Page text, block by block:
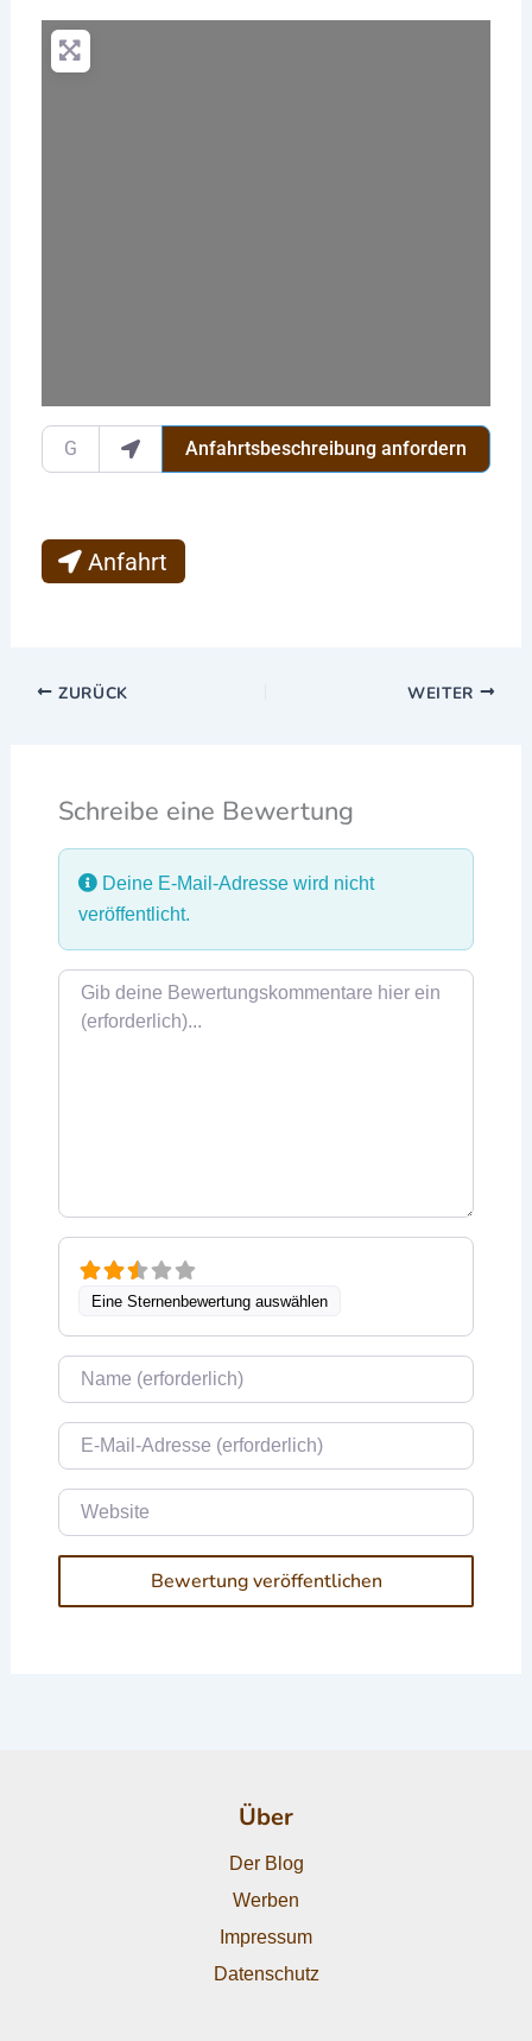
Gib deinen Standort ein.Anfahrtsbeschreibung anfordern
Anfahrt
ZURÜCK WEITER
Schreibe eine Bewertung
Deine E-Mail-Adresse wird nicht
veröffentlicht.
Rezensionstext
Eine Sternenbewertung auswählen
Name
E-Mail
Website
Über
Der Blog
Werben
Impressum
Datenschutz